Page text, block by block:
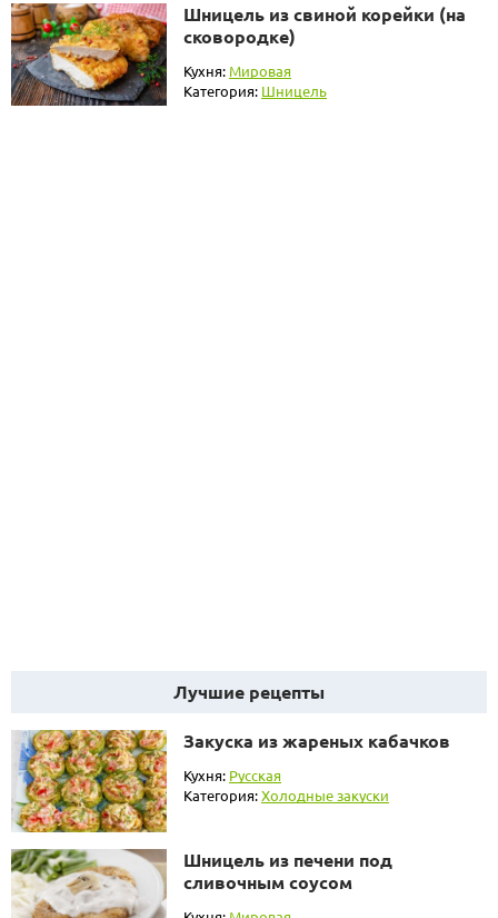
Шницель из свиной корейки (на
сковородке)
Кухня: Мировая
Категория: Шницель
Лучшие рецепты
Закуска из жареных кабачков
Кухня: Русская
Категория:Холодные закуски
Шницель из печени под
сливочным соусом